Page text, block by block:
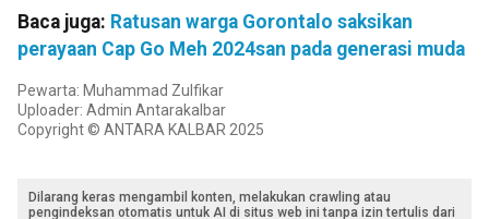
Baca juga: Ratusan warga Gorontalo saksikan
perayaan Cap Go Meh 2024san pada generasi muda
Pewarta: Muhammad Zulfikar
Uploader: Admin Antarakalbar
Copyright © ANTARA KALBAR 2025
Dilarang keras mengambil konten, melakukan crawling atau
pengindeksan otomatis untuk AI di situs web ini tanpa izin tertulis dari